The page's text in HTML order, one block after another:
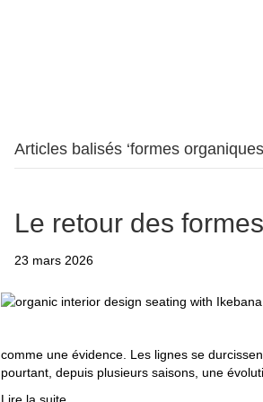
Articles balisés ‘formes
Le retour des
23 mars 2026
comme une évidence. Les lignes se
pourtant, depuis plusieurs saisons, une